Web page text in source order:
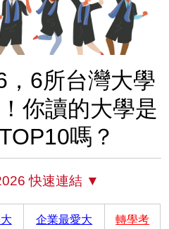
，6所台灣大學
你讀的大學是
嗎？
快速連結 ▼
企業最愛大
轉學考